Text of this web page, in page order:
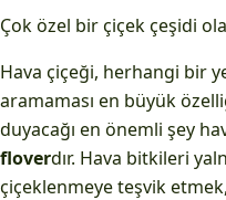
Çok özel bir çiçek çeşidi
Hava çiçeği, herhangi bir
aramaması en büyük
duyacağı en önemli şey
floverdır. Hava bitkileri
çiçeklenmeye teşvik